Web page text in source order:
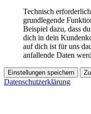
Technisch
grundlegende
Beispiel dazu, dass
dich in dein
auf dich ist für uns
anfallende Daten
Einstellungen speichern
Datenschutzerklärung